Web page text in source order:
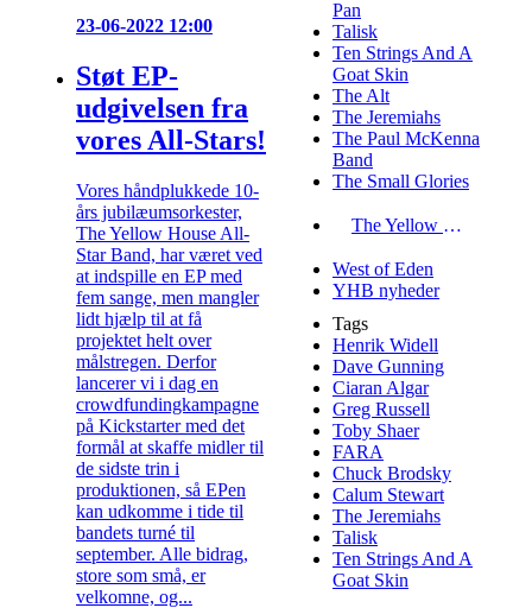
23-06-2022 12:00
Støt EP-
udgivelsen fra
vores All-Stars!
Vores håndplukkede 10-
års jubilæumsorkester,
The Yellow House All-
Star Band, har været ved
at indspille en EP med
fem sange, men mangler
lidt hjælp til at få
projektet helt over
målstregen. Derfor
lancerer vi i dag en
crowdfundingkampagne
på Kickstarter med det
formål at skaffe midler til
de sidste trin i
produktionen, så EPen
kan udkomme i tide til
bandets turné til
september. Alle bidrag,
store som små, er
velkomne, og...
Pan
Talisk
Ten Strings And A
Goat Skin
The Alt
The Jeremiahs
The Paul McKenna
Band
The Small Glories
The Yellow House All-Star Band
West of Eden
YHB nyheder
Tags
Henrik Widell
Dave Gunning
Ciaran Algar
Greg Russell
Toby Shaer
FARA
Chuck Brodsky
Calum Stewart
The Jeremiahs
Talisk
Ten Strings And A
Goat Skin